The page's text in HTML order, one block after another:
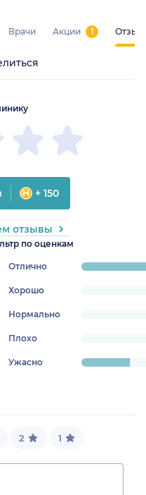
Врачи Акции 1
по оценкам
Отличноprogress:
Хорошо
Нормально
Плохо
Ужасно
+ 150
отзывы
2 1